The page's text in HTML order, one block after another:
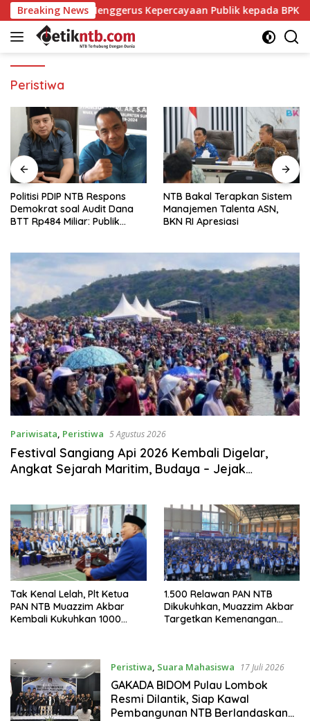
Langsung
ke
konten
Breaking News
Menggerus Kepercayaan Publik kepada BPK
Peristiwa
Politisi PDIP NTB Respons
Demokrat soal Audit Dana
BTT Rp484 Miliar: Publik
NTB Bakal Terapkan Sistem
Manajemen Talenta ASN,
BKN RI Apresiasi
Pariwisata, Peristiwa 5 Agustus 2026
Festival Sangiang Api 2026 Kembali Digelar,
Angkat Sejarah Maritim, Budaya – Jejak
Tak Kenal Lelah, Plt Ketua
PAN NTB Muazzim Akbar
Kembali Kukuhkan 1000
1.500 Relawan PAN NTB
Dikukuhkan, Muazzim Akbar
Targetkan Kemenangan
Peristiwa, Suara Mahasiswa 17 Juli 2026
GAKADA BIDOM Pulau Lombok
Resmi Dilantik, Siap Kawal
Pembangunan NTB Berlandaskan